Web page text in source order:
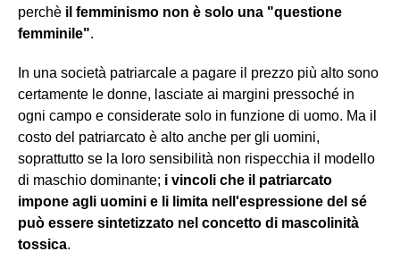
perchè il femminismo non è solo una "questione
femminile".
In una società patriarcale a pagare il prezzo più alto sono
certamente le donne, lasciate ai margini pressoché in
ogni campo e considerate solo in funzione di uomo. Ma il
costo del patriarcato è alto anche per gli uomini,
soprattutto se la loro sensibilità non rispecchia il modello
di maschio dominante; i vincoli che il patriarcato
impone agli uomini e li limita nell'espressione del sé
può essere sintetizzato nel concetto di mascolinità
tossica.